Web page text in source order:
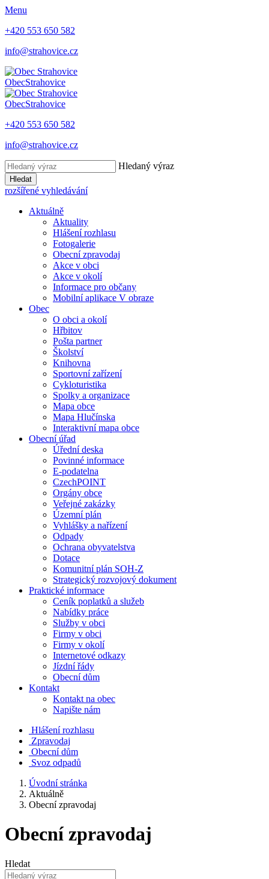
Menu
+420 553 650 582
info@strahovice.cz
ObecStrahovice
ObecStrahovice
+420 553 650 582
info@strahovice.cz
Hledaný výraz
Hledat
rozšířené vyhledávání
Aktuálně
Aktuality
Hlášení rozhlasu
Fotogalerie
Obecní zpravodaj
Akce v obci
Akce v okolí
Informace pro občany
Mobilní aplikace V obraze
Obec
O obci a okolí
Hřbitov
Pošta partner
Školství
Knihovna
Sportovní zařízení
Cykloturistika
Spolky a organizace
Mapa obce
Mapa Hlučínska
Interaktivní mapa obce
Obecní úřad
Úřední deska
Povinné informace
E-podatelna
CzechPOINT
Orgány obce
Veřejné zakázky
Územní plán
Vyhlášky a nařízení
Odpady
Ochrana obyvatelstva
Dotace
Komunitní plán SOH-Z
Strategický rozvojový dokument
Praktické informace
Ceník poplatků a služeb
Nabídky práce
Služby v obci
Firmy v obci
Firmy v okolí
Internetové odkazy
Jízdní řády
Obecní dům
Kontakt
Kontakt na obec
Napište nám
Hlášení rozhlasu
Zpravodaj
Obecní dům
Svoz odpadů
Úvodní stránka
Aktuálně
Obecní zpravodaj
Obecní zpravodaj
Hledat